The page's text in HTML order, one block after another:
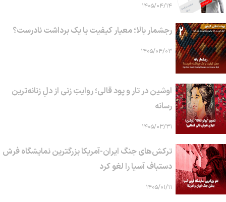
۱۴۰۵/۰۴/۱۴
رجشمار بالا؛ معیار کیفیت یا یک برداشت نادرست؟
۱۴۰۵/۰۴/۰۳
اوشین در تار و پود قالی؛ روایتِ زنی از دلِ زنانه‌ترین
رسانه
۱۴۰۵/۰۳/۳۱
ترکش‌های جنگ ایران-آمریکا بزرگترین نمایشگاه فرش
دستباف آسیا را لغو کرد
۱۴۰۵/۰۱/۱۱